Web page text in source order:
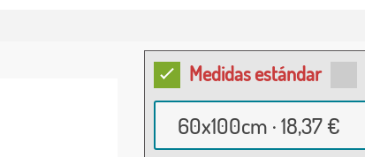
Medidas estándar
60x100cm · 18,37 €